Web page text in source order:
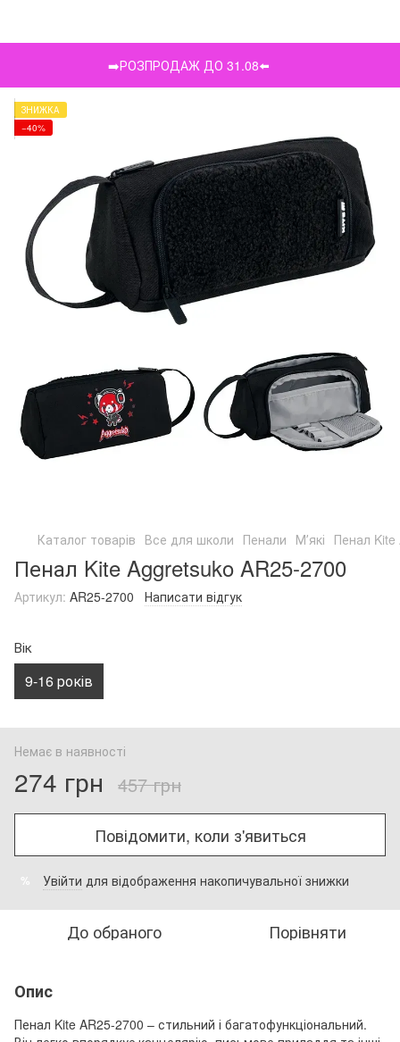
➡️РОЗПРОДАЖ ДО 31.08⬅️
ЗНИЖКА
−40%
Каталог товарів Все для школи Пенали Мʼякі Пенал Kite
Пенал Kite Aggretsuko AR25-2700
Артикул: AR25-2700 Написати відгук
Вік
9-16 років
Немає в наявності
274 грн 457 грн
Повідомити, коли з'явиться
% Увійти для відображення накопичувальної знижки
До обраного Порівняти
Опис
Пенал Kite AR25-2700 – стильний і багатофункціональний.